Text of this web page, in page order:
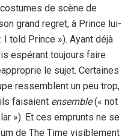
de scène de
grand regret, à Prince lui-
told Prince »). Ayant déjà
espérant toujours faire
le sujet. Certaines
ressemblent un peu trop,
faisaient ensemble(« not
»). Et ces emprunts ne se
de The Time visiblement